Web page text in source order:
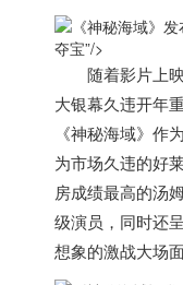
夺宝”/>
随着影片上映
大银幕久违开年
《神秘海域》作
为市场久违的好
房成绩最高的汤
级演员，同时还
想象的激战大场面